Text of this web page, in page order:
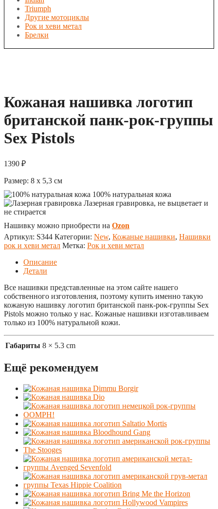
Triumph
Другие мотоциклы
Рок и хеви метал
Брелки
Кожаная нашивка логотип
британской панк-рок-группы
Sex Pistols
1390 ₽
Размер: 8 x 5,3 см
100% натуральная кожа
Лазерная гравировка, не выцветает и
не стирается
Нашивку можно приобрести на Ozon
Артикул: S344 Категории: New, Кожаные нашивки, Нашивки
рок и хеви метал Метка: Рок и хеви метал
Описание
Детали
Все нашивки представленные на этом сайте нашего
собственного изготовления, поэтому купить именно такую
кожаную нашивку логотип британской панк-рок-группы Sex
Pistols можно только у нас. Кожаные нашивки изготавливаем
только из 100% натуральной кожи.
Габариты 8 × 5.3 cm
Ещё рекомендуем